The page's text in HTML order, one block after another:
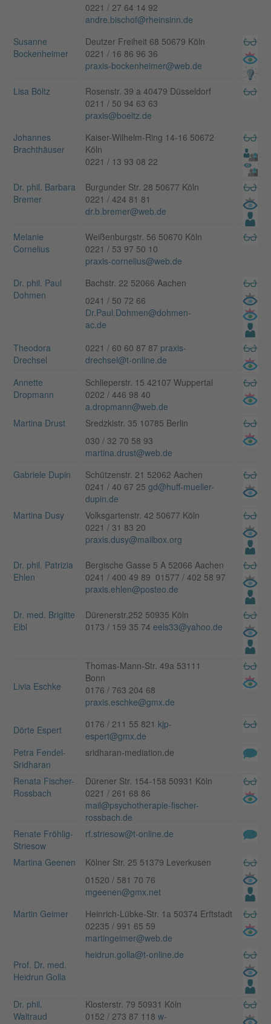
0221 / 27 64 14 92
andre.bischof@rheinsinn.de
Susanne
Bockenheimer
Deutzer Freiheit 68 50679 Köln
0221 / 16 86 96 36
praxis-bockenheimer@web.de
Lisa Böltz
Rosenstr. 39 a 40479 Düsseldorf
0211 / 50 94 63 63
praxis@boeltz.de
Johannes
Brachthäuser
Kaiser-Wilhelm-Ring 14-16 50672
Köln
0221 / 13 93 08 22
Dr. phil. Barbara
Bremer
Burgunder Str. 28 50677 Köln
0221 / 424 81 81
dr.b.bremer@web.de
Melanie
Cornelius
Weißenburgstr. 56 50670 Köln
0221 / 53 97 50 10
praxis-cornelius@web.de
Dr. phil. Paul
Dohmen
Bachstr. 22 52066 Aachen
0241 / 50 72 66
Dr.Paul.Dohmen@dohmen-
ac.de
Theodora
Drechsel
0221 / 60 60 87 87 praxis-
drechsel@t-online.de
Annette
Dropmann
Schlieperstr. 15 42107 Wuppertal
0202 / 446 98 40
a.dropmann@web.de
Martina Drust
Sredzkistr. 35 10785 Berlin
030 / 32 70 58 93
martina.drust@web.de
Gabriele Dupin
Schützenstr. 21 52062 Aachen
0241 / 40 67 25 gd@huff-mueller-
dupin.de
Martina Dusy
Volksgartenstr. 42 50677 Köln
0221 / 31 83 20
praxis.dusy@mailbox.org
Dr. phil. Patrizia
Ehlen
Bergische Gasse 5 A 52066 Aachen
0241 / 400 49 89 01577 / 402 58 97
praxis.ehlen@posteo.de
Dr. med. Brigitte
Eibl
Dürenerstr.252 50935 Köln
0173 / 159 35 74 eels33@yahoo.de
Livia Eschke
Thomas-Mann-Str. 49a 53111
Bonn
0176 / 763 204 68
praxis.eschke@gmx.de
Dörte Espert 0176 / 211 55 821 kjp-
espert@gmx.de
Petra Fendel-
Sridharan
sridharan-mediation.de
Renata Fischer-
Rossbach
Dürener Str. 154-158 50931 Köln
0221 / 261 68 86
mail@psychotherapie-fischer-
rossbach.de
Renate Fröhlig-
Striesow
rf.striesow@t-online.de
Martina Geenen
Kölner Str. 25 51379 Leverkusen
01520 / 581 70 76
mgeenen@gmx.net
Martin Geimer
Heinrich-Lübke-Str. 1a 50374 Erftstadt
02235 / 991 65 59
martingeimer@web.de
Prof. Dr. med.
Heidrun Golla
heidrun.golla@t-online.de
Dr. phil.
Waltraud
Klosterstr. 79 50931 Köln
0152 / 273 87 118 w-